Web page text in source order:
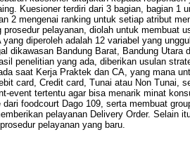
Kuesioner terdiri dari 3 bagian, bagian 1
2 mengenai ranking untuk setiap atribut
pelayanan, diolah untuk membuat
diperoleh adalah 12 variabel yang
dikawasan Bandung Barat, Bandung Utara
penelitian yang ada, diberikan usulan
saat Kerja Praktek dan CA, yang mana
card, Credit card, Tunai atau Non Tunai,
event tertentu agar bisa menarik minat
foodcourt Dago 109, serta membuat
pelayanan Delivery Order. Selain
pelayanan yang baru.